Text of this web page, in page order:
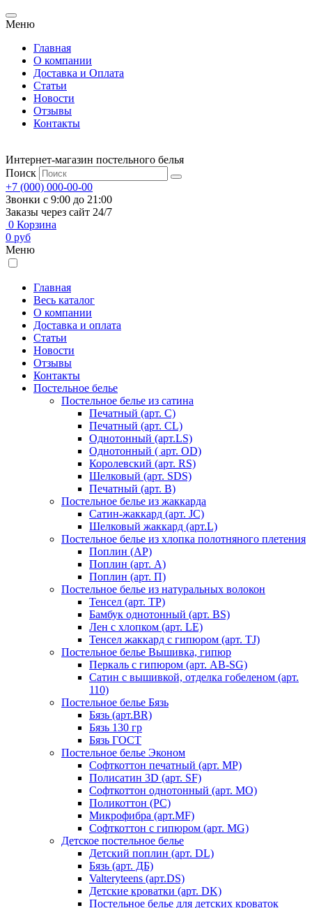
Меню
Главная
О компании
Доставка и Оплата
Статьи
Новости
Отзывы
Контакты
Интернет-магазин постельного белья
Поиск
+7 (000) 000-00-00
Звонки с 9:00 до 21:00
Заказы через сайт 24/7
0 Корзина
0 руб
Меню
Главная
Весь каталог
О компании
Доставка и оплата
Статьи
Новости
Отзывы
Контакты
Постельное белье
Постельное белье из сатина
Печатный (арт. С)
Печатный (арт. СL)
Однотонный (арт.LS)
Однотонный ( арт. OD)
Королевский (арт. RS)
Шелковый (арт. SDS)
Печатный (арт. В)
Постельное белье из жаккарда
Сатин-жаккард (арт. JC)
Шелковый жаккард (арт.L)
Постельное белье из хлопка полотняного плетения
Поплин (AP)
Поплин (арт. А)
Поплин (арт. П)
Постельное белье из натуральных волокон
Тенсел (арт. ТР)
Бамбук однотонный (арт. BS)
Лен с хлопком (арт. LE)
Тенсел жаккард с гипюром (арт. TJ)
Постельное белье Вышивка, гипюр
Перкаль с гипюром (арт. AB-SG)
Сатин с вышивкой, отделка гобеленом (арт.
110)
Постельное белье Бязь
Бязь (арт.BR)
Бязь 130 гр
Бязь ГОСТ
Постельное белье Эконом
Софткоттон печатный (арт. MР)
Полисатин 3D (арт. SF)
Софткоттон однотонный (арт. MO)
Поликоттон (PC)
Микрофибра (арт.MF)
Софткоттон с гипюром (арт. MG)
Детское постельное белье
Детский поплин (арт. DL)
Бязь (арт. ДБ)
Valteryteens (арт.DS)
Детские кроватки (арт. DK)
Постельное белье для детских кроваток